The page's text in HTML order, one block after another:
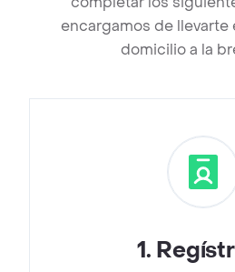
encargamos de llevarte
domicilio a la
1.